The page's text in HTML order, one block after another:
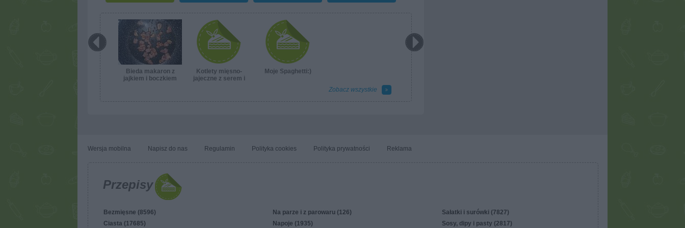
Bieda makaron z
jajkiem i boczkiem
Kotlety mięsno-
jajeczne z serem i
Moje Spaghetti:)
Zobacz wszystkie
Wersja mobilna Napisz do nas Regulamin Polityka cookies Polityka prywatności Reklama
Przepisy
Bezmięsne (8596)
Ciasta (17685)
Na parze i z parowaru (126)
Napoje (1935)
Sałatki i surówki (7827)
Sosy, dipy i pasty (2817)